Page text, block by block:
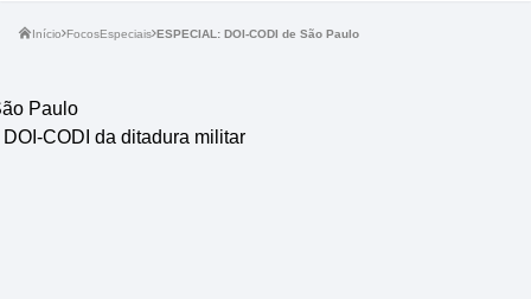
Início FocosEspeciais ESPECIAL: DOI-CODI de São Paulo
Paulo
CODI da ditadura militar